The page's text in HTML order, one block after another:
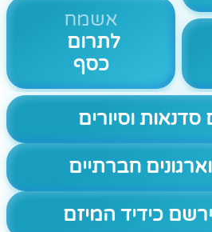
אשמח
לתרום
כסף
סדנאות וסיורים
חברתיים
כידיד המיזם